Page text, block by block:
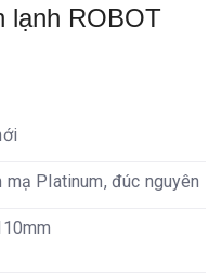
lạnh ROBOT
mạ Platinum, đúc nguyên